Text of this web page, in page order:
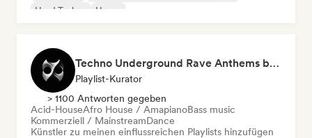
Hard Techno
House
Techno Underground Rave Anthems by Orphium
Playlist-Kurator
> 1100 Antworten gegeben
Acid-HouseAfro House / AmapianoBass music
Kommerziell / MainstreamDance
Künstler zu meinen einflussreichen Playlists hinzufügen